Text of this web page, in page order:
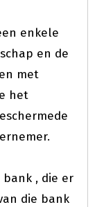
enkele
en de
met
het
bank , die er
die bank